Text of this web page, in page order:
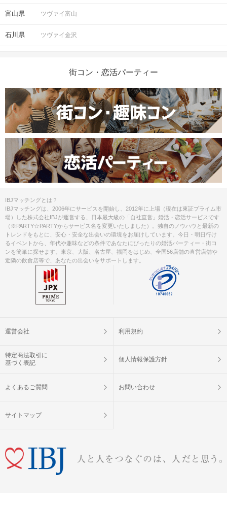
富山県 ツヴァイ富山
石川県 ツヴァイ金沢
街コン・恋活パーティー
IBJマッチングとは？
IBJマッチングは、2006年にサービスを開始し、2012年に上場（現在は東証プライム市
場）した株式会社IBJが運営する、日本最大級の「自社直営」婚活・恋活サービスです
（※PARTY☆PARTYからサービス名を変更いたしました）。独自のノウハウと最新の
トレンドをもとに、安心・安全な出会いの環境をお届けしています。今日・明日行け
るイベントから、年代や趣味などの条件であなたにぴったりの婚活パーティー・街コ
ンを簡単に探せます。東京、大阪、名古屋、福岡をはじめ、全国56店舗の直営店舗や
近隣の飲食店等で、あなたの出会いをサポートします。
運営会社 利用規約
特定商法取引に
基づく表記
個人情報保護方針
よくあるご質問 お問い合わせ
サイトマップ